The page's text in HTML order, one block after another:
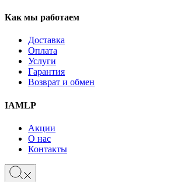
Как мы работаем
Доставка
Оплата
Услуги
Гарантия
Возврат и обмен
IAMLP
Акции
О нас
Контакты